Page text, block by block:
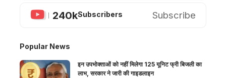
240kSubscribers Subscribe
Popular News
इन उपभोक्ताओं को नहीं मिलेगा 125 यूनिट फ्री बिजली का
लाभ, सरकार ने जारी की गाइडलाइन